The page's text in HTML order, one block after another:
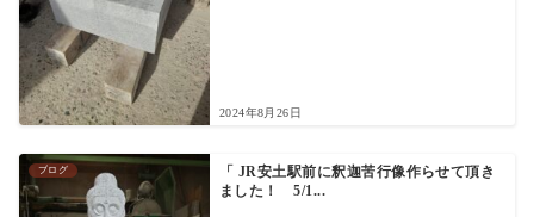
2024年8月26日
ブログ
「 JR安土駅前に釈迦苦行像作らせて頂き
ました！ 5/1...